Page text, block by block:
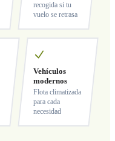
recogida si tu
vuelo se retrasa
Vehículos
modernos
Flota climatizada
para cada
necesidad